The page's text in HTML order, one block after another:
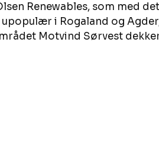
Renewables, som med
i Rogaland og
Motvind Sørvest